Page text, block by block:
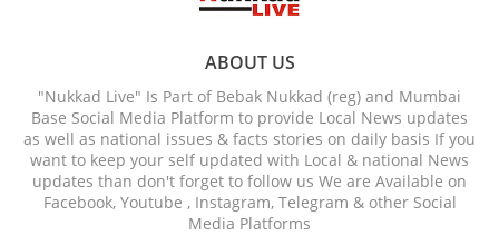
ABOUT US
"Nukkad Live" Is Part of Bebak Nukkad (reg) and Mumbai
Base Social Media Platform to provide Local News updates
as well as national issues & facts stories on daily basis If you
want to keep your self updated with Local & national News
updates than don't forget to follow us We are Available on
Facebook, Youtube , Instagram, Telegram & other Social
Media Platforms